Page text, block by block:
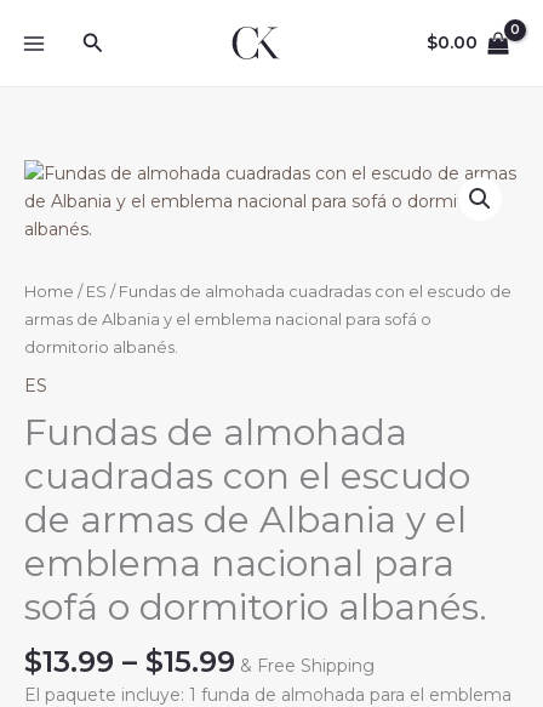
Search $0.00
Home / ES / Fundas de almohada cuadradas con el escudo de
armas de Albania y el emblema nacional para sofá o
dormitorio albanés.
ES
Fundas de almohada
cuadradas con el escudo
de armas de Albania y el
emblema nacional para
sofá o dormitorio albanés.
$13.99 – $15.99 Price
range:
& Free Shipping
El paquete incluye: 1 funda de almohada para el emblema